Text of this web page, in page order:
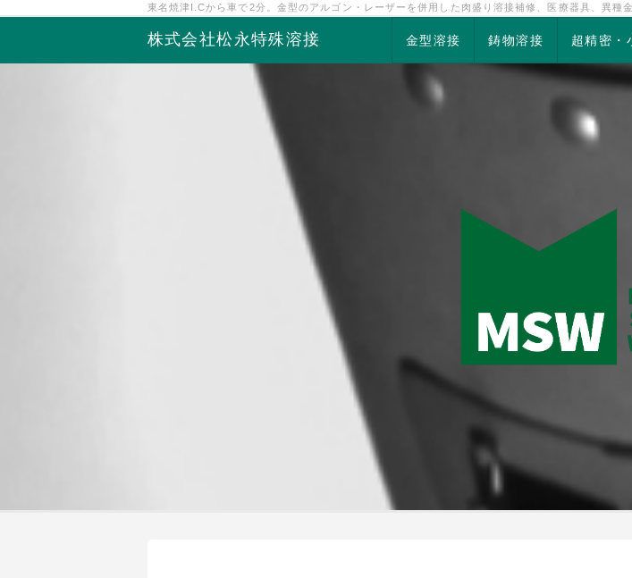
東名焼津I.Cから車で2分。金型のアルゴン・レーザーを併用した肉盛り溶接補修、医療器具、異種
株式会社松永特殊溶接 金型溶接 鋳物溶接 超精密・